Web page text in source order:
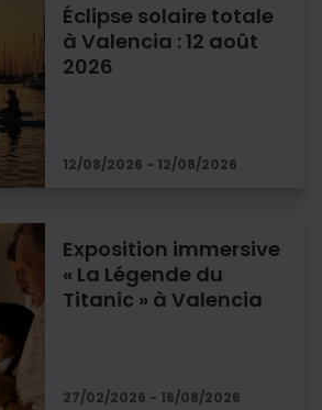
Éclipse solaire totale
à Valencia : 12 août
2026
12/08/2026 - 12/08/2026
Exposition immersive
« La Légende du
Titanic » à Valencia
27/02/2026 - 16/08/2026